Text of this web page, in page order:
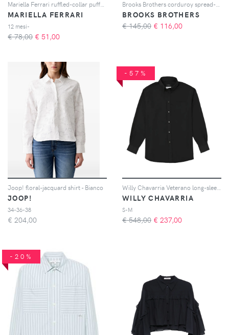
MARIELLA FERRARI
12 mesi-
€ 78,00 € 51,00
BROOKS BROTHERS
€ 145,00 € 116,00
Joop! floral-jacquard shirt - Bianco
JOOP!
34-36-38
€ 204,00
-57%
WILLY CHAVARRIA
S-M
€ 548,00 € 237,00
-20%